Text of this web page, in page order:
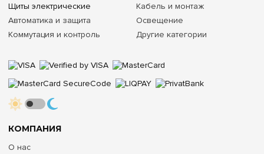
КОМПАНИЯ
О нас
Щиты электрические
Автоматика и защита
Коммутация и контроль
Кабель и монтаж
Освещение
Другие категории